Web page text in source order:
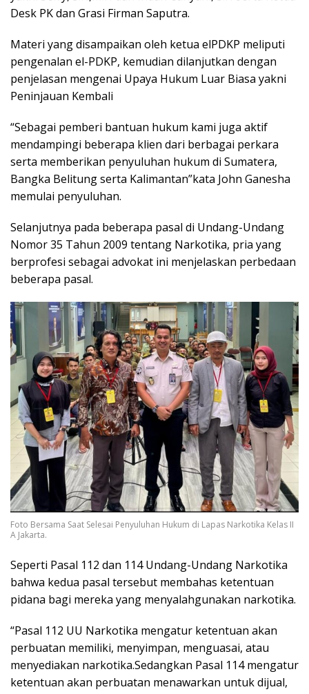
Desk PK dan Grasi Firman Saputra.
Materi yang disampaikan oleh ketua elPDKP meliputi
pengenalan el-PDKP, kemudian dilanjutkan dengan
penjelasan mengenai Upaya Hukum Luar Biasa yakni
Peninjauan Kembali
“Sebagai pemberi bantuan hukum kami juga aktif
mendampingi beberapa klien dari berbagai perkara
serta memberikan penyuluhan hukum di Sumatera,
Bangka Belitung serta Kalimantan”kata John Ganesha
memulai penyuluhan.
Selanjutnya pada beberapa pasal di Undang-Undang
Nomor 35 Tahun 2009 tentang Narkotika, pria yang
berprofesi sebagai advokat ini menjelaskan perbedaan
beberapa pasal.
Foto Bersama Saat Selesai Penyuluhan Hukum di Lapas Narkotika Kelas II
A Jakarta.
Seperti Pasal 112 dan 114 Undang-Undang Narkotika
bahwa kedua pasal tersebut membahas ketentuan
pidana bagi mereka yang menyalahgunakan narkotika.
“Pasal 112 UU Narkotika mengatur ketentuan akan
perbuatan memiliki, menyimpan, menguasai, atau
menyediakan narkotika.Sedangkan Pasal 114 mengatur
ketentuan akan perbuatan menawarkan untuk dijual,